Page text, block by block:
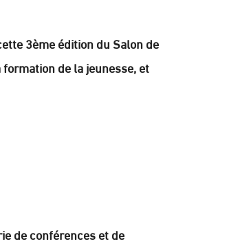
3ème édition du Salon de
de la jeunesse, et
de conférences et de